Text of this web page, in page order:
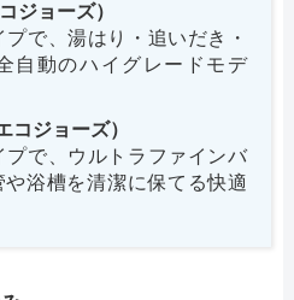
ジョーズ）
で、湯はり・追いだき・
自動のハイグレードモデ
コジョーズ）
プで、ウルトラファインバ
浴槽を清潔に保てる快適